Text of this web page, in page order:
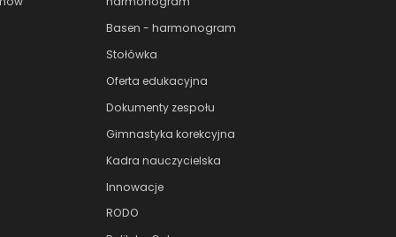
Basen - harmonogram
Stołówka
Oferta edukacyjna
Dokumenty zespołu
Gimnastyka korekcyjna
Kadra nauczycielska
Innowacje
RODO